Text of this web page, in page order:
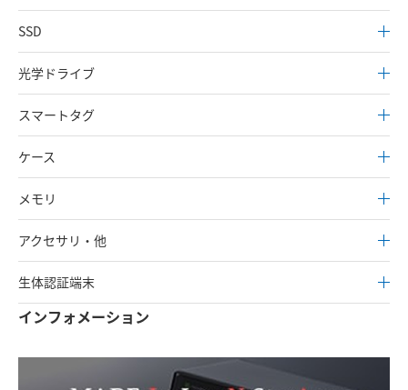
SSD
光学ドライブ
スマートタグ
ケース
メモリ
アクセサリ・他
生体認証端末
インフォメーション